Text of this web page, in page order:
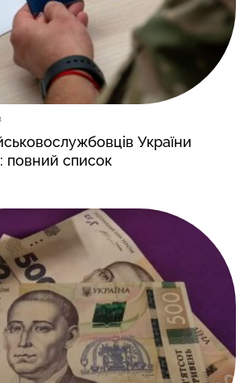
України
повний список